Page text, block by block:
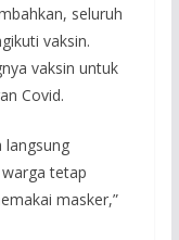
seluruh
vaksin.
vaksin untuk
Covid.
langsung
tetap
masker,”